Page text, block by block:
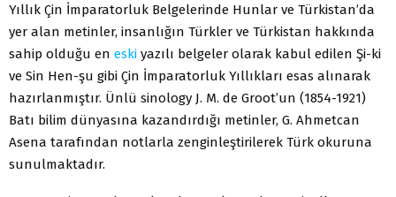
Yıllık Çin İmparatorluk Belgelerinde Hunlar ve Türkistan’da
yer alan metinler, insanlığın Türkler ve Türkistan hakkında
sahip olduğu en eski yazılı belgeler olarak kabul edilen Şi-ki
ve Sin Hen-şu gibi Çin İmparatorluk Yıllıkları esas alınarak
hazırlanmıştır. Ünlü sinology J. M. de Groot’un (1854-1921)
Batı bilim dünyasına kazandırdığı metinler, G. Ahmetcan
Asena tarafından notlarla zenginleştirilerek Türk okuruna
sunulmaktadır.